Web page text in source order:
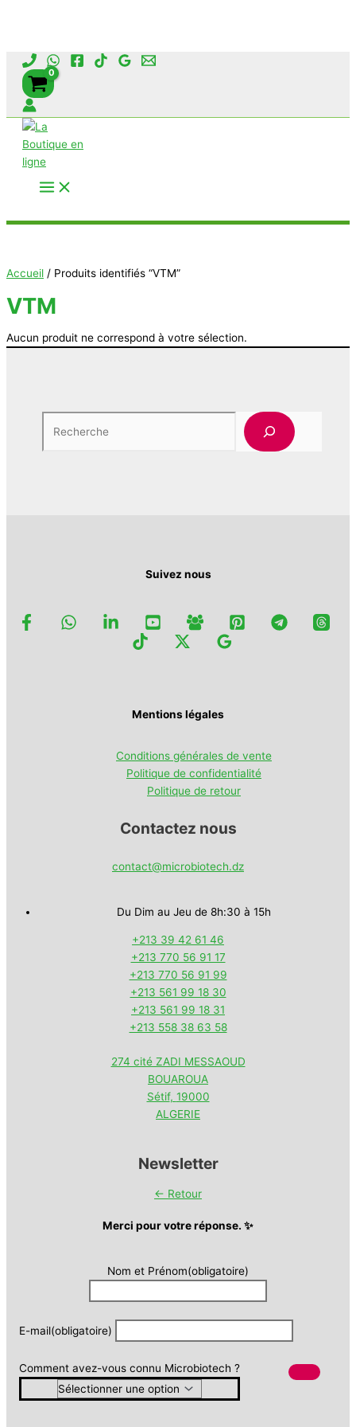
Aller
contenu
Accueil / Produits identifiés “VTM”
VTM
Aucun produit ne correspond à votre sélection.
Suivez nous
Mentions légales
Conditions générales de vente
Politique de confidentialité
Politique de retour
Contactez nous
contact@microbiotech.dz
Du Dim au Jeu de 8h:30 à 15h
+213 39 42 61 46
+213 770 56 91 17
+213 770 56 91 99
+213 561 99 18 30
+213 561 99 18 31
+213 558 38 63 58
274 cité ZADI MESSAOUD
BOUAROUA
Sétif, 19000
ALGERIE
Newsletter
← Retour
Merci pour votre réponse. ✨
Nom et Prénom(obligatoire)
E-mail(obligatoire)
Comment avez-vous connu Microbiotech ?